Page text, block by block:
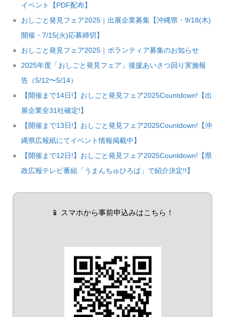
イベント【PDF配布】
おしごと発見フェア2025｜出展企業募集【沖縄県・9/18(木)
開催・7/15(火)応募締切】
おしごと発見フェア2025｜ボランティア募集のお知らせ
2025年度「おしごと発見フェア」後援あいさつ回り実施報
告（5/12〜5/14）
【開催まで14日!】おしごと発見フェア2025Countdown!【出
展企業全31社確定!】
【開催まで13日!】おしごと発見フェア2025Countdown!【沖
縄県広報紙にてイベント情報掲載中】
【開催まで12日!】おしごと発見フェア2025Countdown!【県
政広報テレビ番組「うまんちゅひろば」で紹介決定!!】
📱 スマホから事前申込みはこちら！